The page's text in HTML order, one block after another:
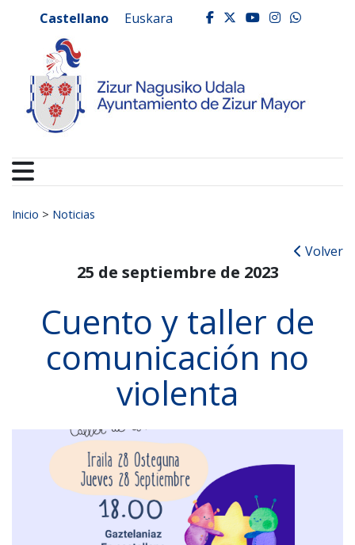
Ayuntamiento de
Castellano Euskara facebook
twitter
youtube
Buscar:
Inicio > Noticias
Volver
25 de septiembre de 2023
Cuento y taller de
comunicación no
violenta